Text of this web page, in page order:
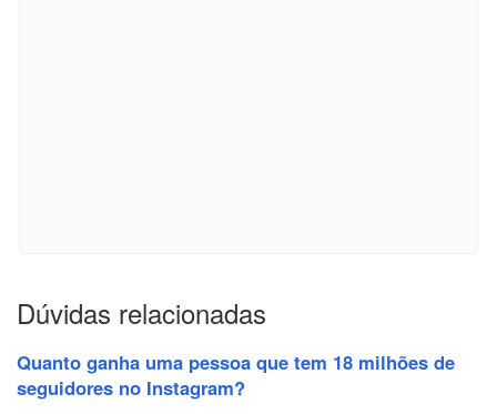
Dúvidas relacionadas
Quanto ganha uma pessoa que tem 18 milhões de
seguidores no Instagram?